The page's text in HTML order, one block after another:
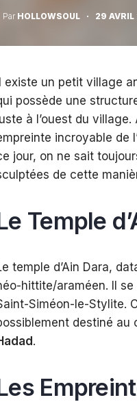
Par HOLLOWSOUL · 29
Il existe un petit village
possède une
à l’ouest du village.
incroyable de
jour, on ne sait
de cette
Temple
temple d’Ain Dara,
hittite/araméen. Il se
Siméon-le-Stylite.
destiné au
.